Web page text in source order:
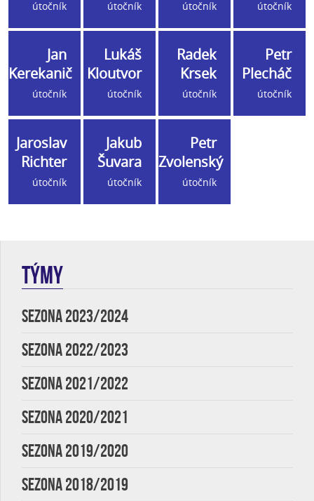
útočník útočník útočník útočník
Jan
Kerekanič
útočník
Lukáš
Kloutvor
útočník
Radek
Krsek
útočník
Petr
Plecháč
útočník
Jaroslav
Richter
útočník
Jakub
Šuvara
útočník
Petr
Zvolenský
útočník
TÝMY
SEZONA 2023/2024
SEZONA 2022/2023
SEZONA 2021/2022
SEZONA 2020/2021
SEZONA 2019/2020
SEZONA 2018/2019